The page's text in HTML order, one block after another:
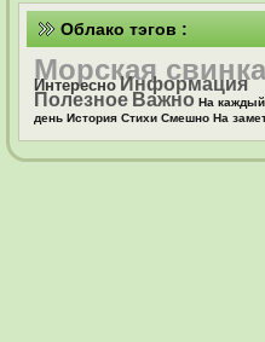
Облако тэгов :
Морская свинка
Интересно Информация
Полезное Важно На каждый
день История Стихи Смешно На